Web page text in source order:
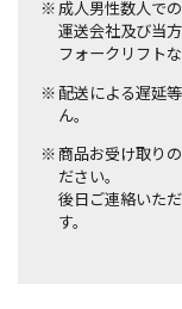
成人男性数人で
運送会社及び当
フォークリフト
配送による遅延
ん。
商品お受け取り
ださい。
後日ご連絡いた
す。